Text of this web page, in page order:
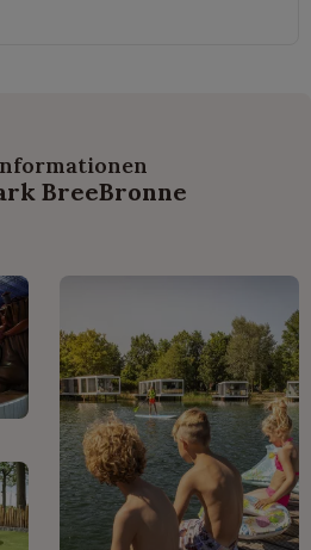
BreeBronne